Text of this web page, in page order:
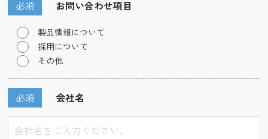
お問い合わせ項目
必須
製品情報について
採用について
その他
会社名
必須